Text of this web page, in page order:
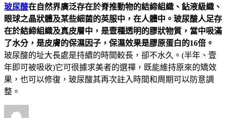
玻尿酸在自然界廣泛存在於脊推動物的結締組織、鉆液級織、
眼球之晶狀體及某些細菌的英服中，在人體中。玻尿酸人足存
在於結締組織及真皮層中，是壹種透明的膠狀物質，當中吸滿
了水分，是皮膚的保濕因子，保濕效果是膠原蛋白的16倍。
玻尿酸的址大長處是持續的時間較長，卻不水久。(半年、壹
年即可被吸收)它可很據求美者的選禪，既能維持原來的矯效
果，也可以修復，玻尿酸其再次註入時間和周期可以防意調
整。